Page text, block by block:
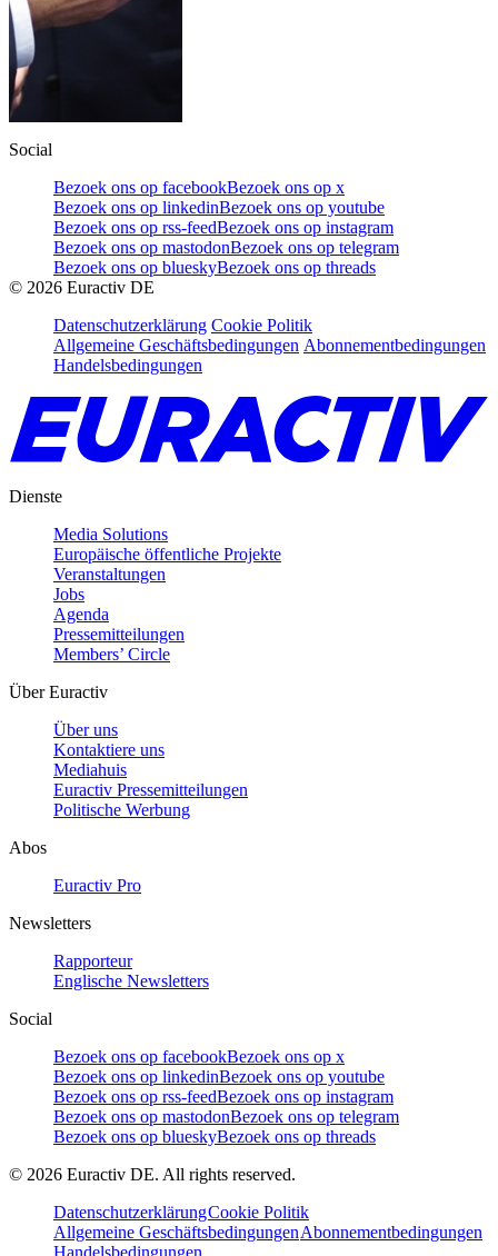
Social
Bezoek ons op facebookBezoek ons op x
Bezoek ons op linkedinBezoek ons op youtube
Bezoek ons op rss-feedBezoek ons op instagram
Bezoek ons op mastodonBezoek ons op telegram
Bezoek ons op blueskyBezoek ons op threads
© 2026 Euractiv DE
Datenschutzerklärung Cookie Politik
Allgemeine Geschäftsbedingungen Abonnementbedingungen
Handelsbedingungen
Dienste
Media Solutions
Europäische öffentliche Projekte
Veranstaltungen
Jobs
Agenda
Pressemitteilungen
Members’ Circle
Über Euractiv
Über uns
Kontaktiere uns
Mediahuis
Euractiv Pressemitteilungen
Politische Werbung
Abos
Euractiv Pro
Newsletters
Rapporteur
Englische Newsletters
Social
Bezoek ons op facebookBezoek ons op x
Bezoek ons op linkedinBezoek ons op youtube
Bezoek ons op rss-feedBezoek ons op instagram
Bezoek ons op mastodonBezoek ons op telegram
Bezoek ons op blueskyBezoek ons op threads
© 2026 Euractiv DE. All rights reserved.
DatenschutzerklärungCookie Politik
Allgemeine GeschäftsbedingungenAbonnementbedingungen
Handelsbedingungen